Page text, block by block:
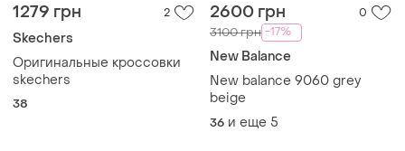
1279 грн 2
Skechers
Оригинальные кроссовки
skechers
38
2600 грн 0
3100 грн -17%
New Balance
New balance 9060 grey
beige
36 и еще 5